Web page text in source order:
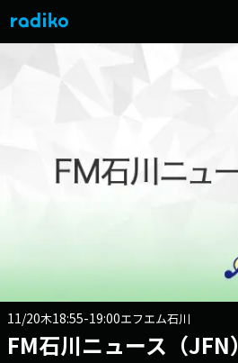
11/20木18:55-19:00エフエム石川
FM石川ニュース（JFN）